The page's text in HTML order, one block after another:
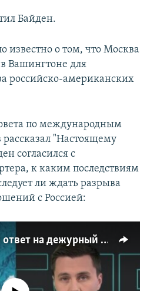
Байден.
известно о том, что Москва
Вашингтоне для
российско-американских
по международным
"Настоящему
согласился с
к каким последствиям
ли ждать разрыва
с Россией:
Наумов: "Дежурный ответ на дежурный вопрос"
currently available